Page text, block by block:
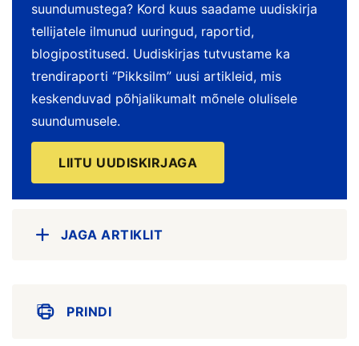
suundumustega? Kord kuus saadame uudiskirja
tellijatele ilmunud uuringud, raportid,
blogipostitused. Uudiskirjas tutvustame ka
trendiraporti “Pikksilm” uusi artikleid, mis
keskenduvad põhjalikumalt mõnele olulisele
suundumusele.
LIITU UUDISKIRJAGA
JAGA ARTIKLIT
PRINDI